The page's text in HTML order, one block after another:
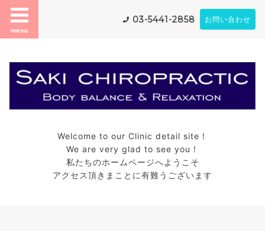
menu
03-5441-2858 お問い合わせ
Welcome to our Clinic detail site！
We are very glad to see you！
私たちのホームページへようこそ
アクセス頂きまことに有難うございます